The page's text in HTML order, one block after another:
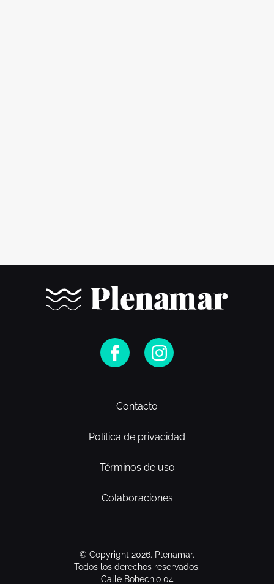
Contacto
Política de privacidad
Términos de uso
Colaboraciones
© Copyright 2026. Plenamar.
Todos los derechos reservados.
Calle Bohechio 04